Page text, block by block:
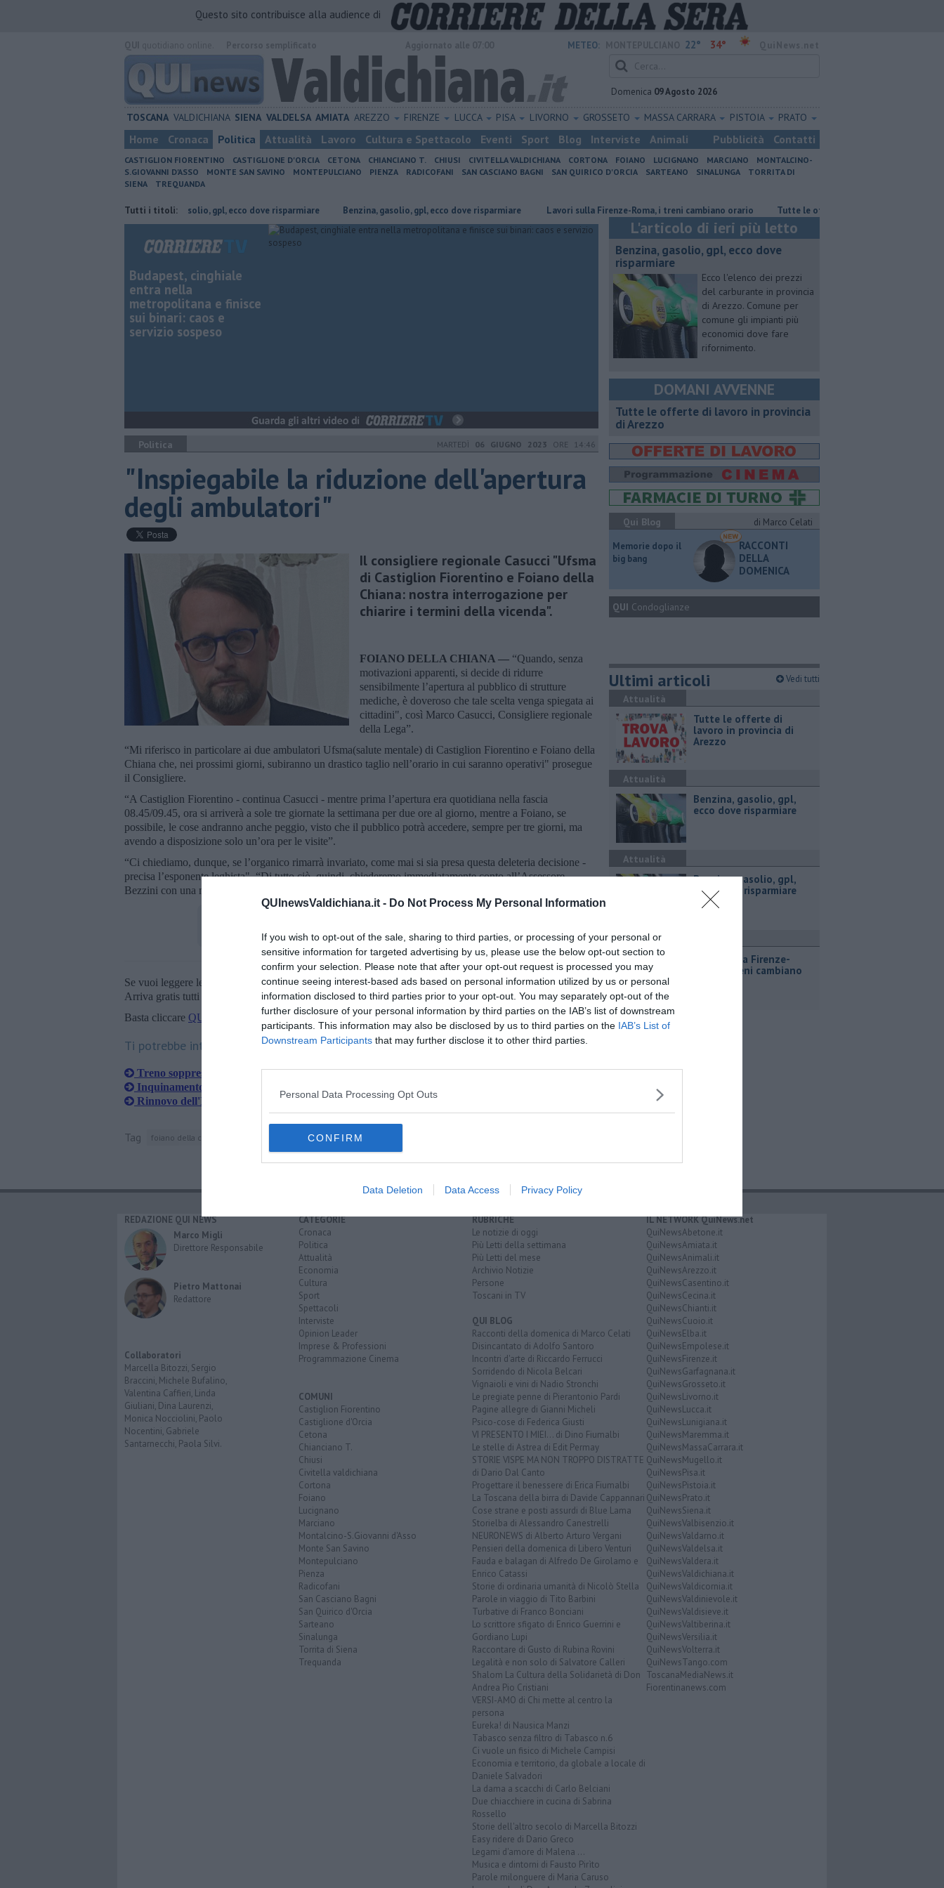
QUInewsValdichiana.it - Do Not Process My Personal Information
If you wish to opt-out of the sale, sharing to third parties, or processing of your personal or
sensitive information for targeted advertising by us, please use the below opt-out section to
confirm your selection. Please note that after your opt-out request is processed you may
continue seeing interest-based ads based on personal information utilized by us or personal
information disclosed to third parties prior to your opt-out. You may separately opt-out of the
further disclosure of your personal information by third parties on the IAB’s list of downstream
participants. This information may also be disclosed by us to third parties on the IAB’s List of
Downstream Participants that may further disclose it to other third parties.
Personal Data Processing Opt Outs
CONFIRM
Data Deletion Data Access Privacy Policy
Questo sito contribuisce alla audience di
METEO: 22° 34°
Domenica 09 Agosto 2026
TOSCANA VALDICHIANA SIENA VALDELSA AMIATA AREZZO FIRENZE LUCCA PISA LIVORNO GROSSETO MASSA CARRARA PISTOIA PRATO
Home Cronaca Politica Attualità Lavoro Cultura e Spettacolo Eventi Sport Blog Interviste Animali Pubblicità Contatti
CASTIGLION FIORENTINO CASTIGLIONE D'ORCIA CETONA CHIANCIANO T. CHIUSI CIVITELLA VALDICHIANA CORTONA FOIANO LUCIGNANO MARCIANO
MONTALCINO-
S.GIOVANNI D'ASSO
MONTE SAN SAVINO MONTEPULCIANO PIENZA RADICOFANI SAN CASCIANO BAGNI SAN QUIRICO D'ORCIA SARTEANO SINALUNGA
TORRITA DI
SIENA
TREQUANDA
Tutti i titoli:
​Benzina, gasolio, gpl, ecco dove risparmiare ​Benzina, gasolio, gpl, ecco dove risparmiare Lavori sulla Firenze-Roma, i treni cambiano orario ​Tutte le offerte di lavoro in provincia di
Budapest, cinghiale
entra nella
metropolitana e finisce
sui binari: caos e
servizio sospeso
Politica MARTEDÌ 06 GIUGNO 2023 ORE 14:46
"Inspiegabile la riduzione dell'apertura
degli ambulatori"
Il consigliere regionale Casucci "Ufsma
di Castiglion Fiorentino e Foiano della
Chiana: nostra interrogazione per
chiarire i termini della vicenda".
FOIANO DELLA CHIANA — “Quando, senza
motivazioni apparenti, si decide di ridurre
sensibilmente l’apertura al pubblico di strutture
mediche, è doveroso che tale scelta venga spiegata ai
cittadini", così Marco Casucci, Consigliere regionale
della Lega”.
“Mi riferisco in particolare ai due ambulatori Ufsma(salute mentale) di Castiglion Fiorentino e Foiano della
Chiana che, nei prossimi giorni, subiranno un drastico taglio nell’orario in cui saranno operativi" prosegue
il Consigliere.
“A Castiglion Fiorentino - continua Casucci - mentre prima l’apertura era quotidiana nella fascia
08.45/09.45, ora si arriverà a sole tre giornate la settimana per due ore al giorno, mentre a Foiano, se
possibile, le cose andranno anche peggio, visto che il pubblico potrà accedere, sempre per tre giorni, ma
avendo a disposizione solo un’ora per le visite”.
“Ci chiediamo, dunque, se l’organico rimarrà invariato, come mai si sia presa questa deleteria decisione -
precisa l’esponente leghista". “Di tutto ciò, quindi, chiederemo immediatamente conto all’Assessore
Bezzini con una mirata interrogazione" conclude il rappresentante della Lega.
Se vuoi leggere le notizie principali della Toscana iscriviti alla Newsletter QUInews - ToscanaMedia.
Arriva gratis tutti i giorni alle 20:00 direttamente nella tua casella di posta.
Basta cliccare QUI
Ti potrebbe interessare anche:
Treno soppresso, "Regione faccia sentire la voce"
Inquinamento acustico, interviene la Lega
Rinnovo dell'Isee, basta rivolgersi al Caf Acli
Tag foiano della chiana
L'articolo di ieri più letto
​Benzina, gasolio, gpl, ecco dove
risparmiare
Ecco l'elenco dei prezzi
del carburante in provincia
di Arezzo. Comune per
comune gli impianti più
economici dove fare
rifornimento.
DOMANI AVVENNE
​Tutte le offerte di lavoro in provincia
di Arezzo
Qui Blog
di Marco Celati
Memorie dopo il
big bang
RACCONTI
DELLA
DOMENICA
QUI Condoglianze
Ultimi articoli Vedi tutti
Attualità
​Tutte le offerte di
lavoro in provincia di
Arezzo
Attualità
​Benzina, gasolio, gpl,
ecco dove risparmiare
Attualità
​Benzina, gasolio, gpl,
ecco dove risparmiare
Attualità
Lavori sulla Firenze-
Roma, i treni cambiano
REDAZIONE QUI NEWS
Marco Migli
Direttore Responsabile
Pietro Mattonai
Redattore
Collaboratori
Marcella Bitozzi, Sergio
Braccini, Michele Bufalino,
Valentina Caffieri, Linda
Giuliani, Dina Laurenzi,
Monica Nocciolini, Paolo
Nocentini, Gabriele
Santarnecchi, Paola Silvi.
CATEGORIE
Cronaca
Politica
Attualità
Economia
Cultura
Sport
Spettacoli
Interviste
Opinion Leader
Imprese & Professioni
Programmazione Cinema
COMUNI
Castiglion Fiorentino
Castiglione d'Orcia
Cetona
Chianciano T.
Chiusi
Civitella valdichiana
Cortona
Foiano
Lucignano
Marciano
Montalcino-S.Giovanni d'Asso
Monte San Savino
Montepulciano
Pienza
Radicofani
San Casciano Bagni
San Quirico d'Orcia
Sarteano
Sinalunga
Torrita di Siena
Trequanda
RUBRICHE
Le notizie di oggi
Più Letti della settimana
Più Letti del mese
Archivio Notizie
Persone
Toscani in TV
QUI BLOG
Racconti della domenica di Marco Celati
Disincantato di Adolfo Santoro
Incontri d'arte di Riccardo Ferrucci
Sorridendo di Nicola Belcari
Vignaioli e vini di Nadio Stronchi
Le pregiate penne di Pierantonio Pardi
Pagine allegre di Gianni Micheli
Psico-cose di Federica Giusti
VI PRESENTO I MIEI... di Dino Fiumalbi
Le stelle di Astrea di Edit Permay
STORIE VISPE MA NON TROPPO DISTRATTE
di Dario Dal Canto
Progettare il benessere di Erica Fiumalbi
La Toscana della birra di Davide Cappannari
Cose strane e posti assurdi di Blue Lama
Storielba di Alessandro Canestrelli
NEURONEWS di Alberto Arturo Vergani
Pensieri della domenica di Libero Venturi
Fauda e balagan di Alfredo De Girolamo e
Enrico Catassi
Storie di ordinaria umanità di Nicolò Stella
Parole in viaggio di Tito Barbini
Turbative di Franco Bonciani
Lo scrittore sfigato di Enrico Guerrini e
Gordiano Lupi
Raccontare di Gusto di Rubina Rovini
Legalità e non solo di Salvatore Calleri
Shalom La Cultura della Solidarietà di Don
Andrea Pio Cristiani
VERSI-AMO di Chi mette al centro la
persona
Eureka! di Nausica Manzi
Tabasco senza filtro di Tabasco n.6
Ci vuole un fisico di Michele Campisi
Economia e territorio, da globale a locale di
Daniele Salvadori
La dama a scacchi di Carlo Belciani
Due chiacchiere in cucina di Sabrina
Rossello
Storie dell'altro secolo di Marcella Bitozzi
Easy ridere di Dario Greco
Legami d'amore di Malena ...
Musica e dintorni di Fausto Pirìto
Parole milonguere di Maria Caruso
IL NETWORK QuiNews.net
QuiNewsAbetone.it
QuiNewsAmiata.it
QuiNewsAnimali.it
QuiNewsArezzo.it
QuiNewsCasentino.it
QuiNewsCecina.it
QuiNewsChianti.it
QuiNewsCuoio.it
QuiNewsElba.it
QuiNewsEmpolese.it
QuiNewsFirenze.it
QuiNewsGarfagnana.it
QuiNewsGrosseto.it
QuiNewsLivorno.it
QuiNewsLucca.it
QuiNewsLunigiana.it
QuiNewsMaremma.it
QuiNewsMassaCarrara.it
QuiNewsMugello.it
QuiNewsPisa.it
QuiNewsPistoia.it
QuiNewsPrato.it
QuiNewsSiena.it
QuiNewsValbisenzio.it
QuiNewsValdarno.it
QuiNewsValdelsa.it
QuiNewsValdera.it
QuiNewsValdichiana.it
QuiNewsValdicornia.it
QuiNewsValdinievole.it
QuiNewsValdisieve.it
QuiNewsValtiberina.it
QuiNewsVersilia.it
QuiNewsVolterra.it
QuiNewsTango.com
ToscanaMediaNews.it
Fiorentinanews.com